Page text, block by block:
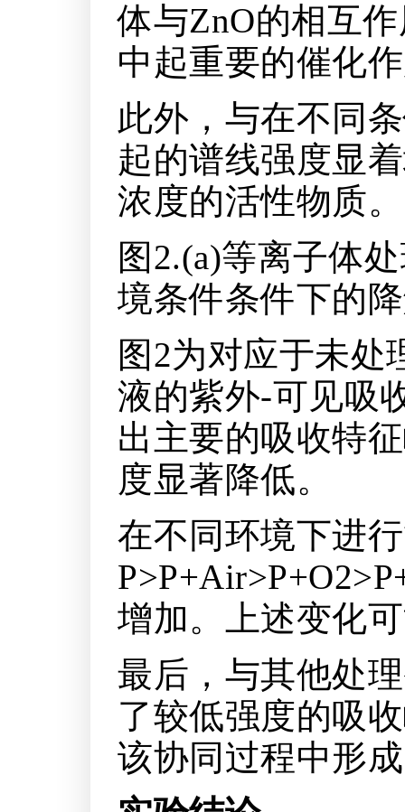
体与ZnO的相互
中起重要的催化
此外，与在不同
起的谱线强度显
浓度的活性物质。
图2.(a)等离子体
境条件条件下的
图2为对应于未处
液的紫外-可见吸
出主要的吸收特
度显著降低。
在不同环境下进
增加。上述变化
最后，与其他处
了较低强度的吸
该协同过程中形